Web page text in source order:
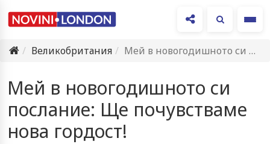
Великобритания
Мей в новогодишното си послание: Ще почувстваме нова гордост!
Мей в новогодишното си
послание: Ще почувстваме
нова гордост!